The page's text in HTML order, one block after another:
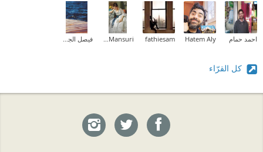
احمد حمام Hatem Aly
fathiesam
كل القرّاء